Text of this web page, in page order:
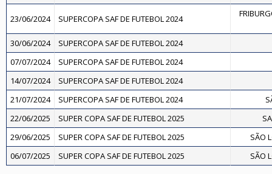
23/06/2024 SUPERCOPA SAF DE FUTEBOL 2024
30/06/2024
SUPERCOPA SAF DE FUTEBOL 2024
07/07/2024
SUPERCOPA SAF DE FUTEBOL 2024
14/07/2024
SUPERCOPA SAF DE FUTEBOL 2024
21/07/2024
SUPERCOPA SAF DE FUTEBOL 2024
22/06/2025
SUPER COPA SAF DE FUTEBOL 2025
29/06/2025
SUPER COPA SAF DE FUTEBOL 2025
SÃO
06/07/2025
SUPER COPA SAF DE FUTEBOL 2025 SÃO